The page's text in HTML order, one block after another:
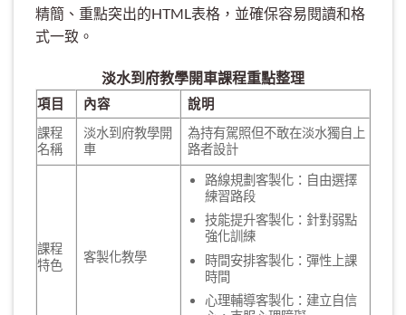
精簡、重點突出的HTML表格，並確保容易閱讀和格
式一致。
淡水到府教學開車課程重點整理
項目 內容
說明
課程
名稱
淡水到府教學開
車
為持有駕照但不敢在淡水獨自上
路者設計
課程
特色
客製化教學
路線規劃客製化：自由選擇
練習路段
技能提升客製化：針對弱點
強化訓練
時間安排客製化：彈性上課
時間
心理輔導客製化：建立自信